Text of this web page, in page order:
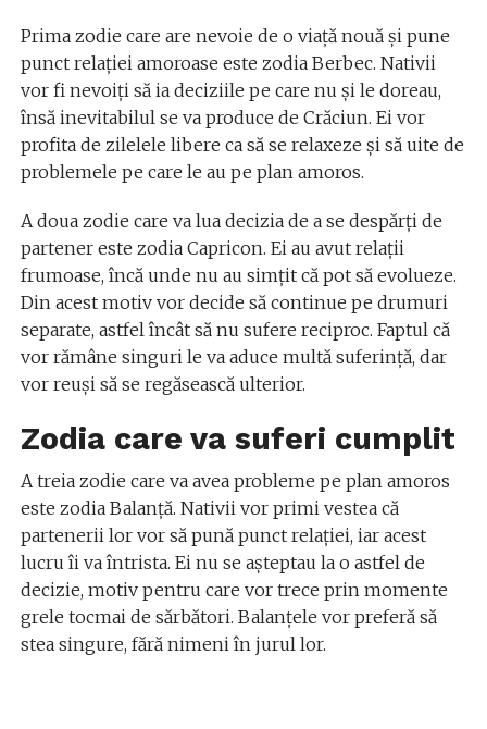
Prima zodie care are nevoie de o viață nouă și pune
punct relației amoroase este zodia Berbec. Nativii
vor fi nevoiți să ia deciziile pe care nu și le doreau,
însă inevitabilul se va produce de Crăciun. Ei vor
profita de zilelele libere ca să se relaxeze și să uite de
problemele pe care le au pe plan amoros.
A doua zodie care va lua decizia de a se despărți de
partener este zodia Capricon. Ei au avut relații
frumoase, încă unde nu au simțit că pot să evolueze.
Din acest motiv vor decide să continue pe drumuri
separate, astfel încât să nu sufere reciproc. Faptul că
vor rămâne singuri le va aduce multă suferință, dar
vor reuși să se regăsească ulterior.
Zodia care va suferi cumplit
A treia zodie care va avea probleme pe plan amoros
este zodia Balanță. Nativii vor primi vestea că
partenerii lor vor să pună punct relației, iar acest
lucru îi va întrista. Ei nu se așteptau la o astfel de
decizie, motiv pentru care vor trece prin momente
grele tocmai de sărbători. Balanțele vor preferă să
stea singure, fără nimeni în jurul lor.